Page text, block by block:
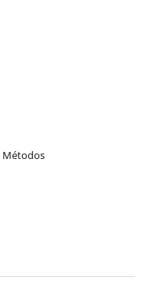
Métodos